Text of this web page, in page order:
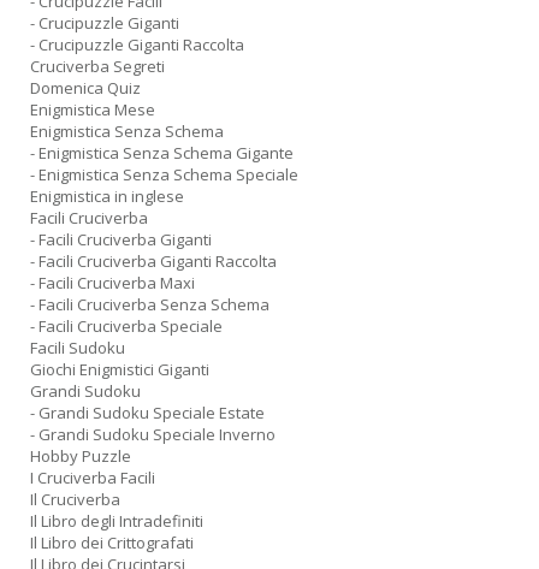
- Crucipuzzle Giganti
- Crucipuzzle Giganti Raccolta
Cruciverba Segreti
Domenica Quiz
Enigmistica Mese
Enigmistica Senza Schema
- Enigmistica Senza Schema Gigante
- Enigmistica Senza Schema Speciale
Enigmistica in inglese
Facili Cruciverba
- Facili Cruciverba Giganti
- Facili Cruciverba Giganti Raccolta
- Facili Cruciverba Maxi
- Facili Cruciverba Senza Schema
- Facili Cruciverba Speciale
Facili Sudoku
Giochi Enigmistici Giganti
Grandi Sudoku
- Grandi Sudoku Speciale Estate
- Grandi Sudoku Speciale Inverno
Hobby Puzzle
I Cruciverba Facili
Il Cruciverba
Il Libro degli Intradefiniti
Il Libro dei Crittografati
Il Libro dei Crucintarsi